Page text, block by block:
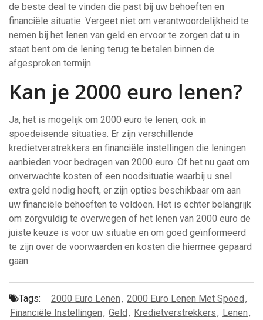
de beste deal te vinden die past bij uw behoeften en
financiële situatie. Vergeet niet om verantwoordelijkheid te
nemen bij het lenen van geld en ervoor te zorgen dat u in
staat bent om de lening terug te betalen binnen de
afgesproken termijn.
Kan je 2000 euro lenen?
Ja, het is mogelijk om 2000 euro te lenen, ook in
spoedeisende situaties. Er zijn verschillende
kredietverstrekkers en financiële instellingen die leningen
aanbieden voor bedragen van 2000 euro. Of het nu gaat om
onverwachte kosten of een noodsituatie waarbij u snel
extra geld nodig heeft, er zijn opties beschikbaar om aan
uw financiële behoeften te voldoen. Het is echter belangrijk
om zorgvuldig te overwegen of het lenen van 2000 euro de
juiste keuze is voor uw situatie en om goed geïnformeerd
te zijn over de voorwaarden en kosten die hiermee gepaard
gaan.
Tags: 2000 Euro Lenen, 2000 Euro Lenen Met Spoed,
Financiële Instellingen, Geld, Kredietverstrekkers, Lenen,